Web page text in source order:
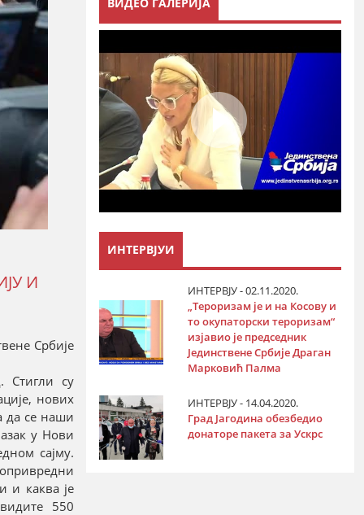
И
Србије
Стигли су
нових
да се наши
у Нови
сајму.
и каква је
550
ИНТЕРВЈУИ
ИНТЕРВЈУ - 02.11.2020.
„Тероризам је и на Косову и
то окупаторски тероризам“
изјавио је председник
Јединствене Србије Драган
Марковић Палма
ИНТЕРВЈУ - 14.04.2020.
Град Јагодина обезбедио
донаторе пакета за Ускрс